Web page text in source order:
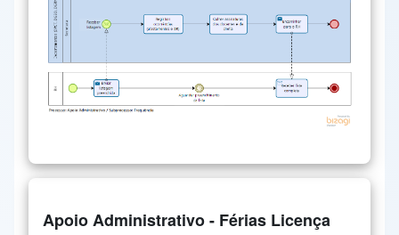
Apoio Administrativo - Férias Licença